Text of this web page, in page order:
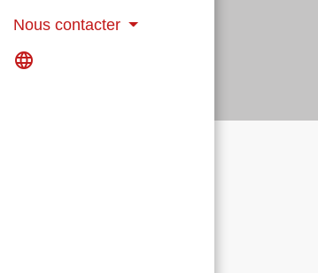
Nous contacter
language